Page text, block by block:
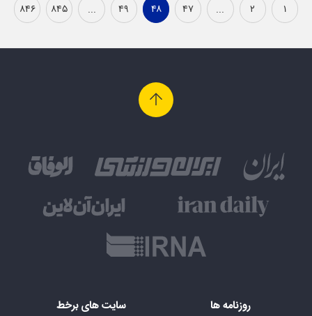
۱ ۲ ... ۴۷ ۴۸ ۴۹ ... ۸۴۵ ۸۴۶
روزنامه ها سایت های برخط